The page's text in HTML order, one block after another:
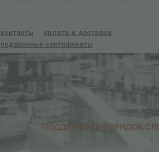
контакты
оплата и доставка
подарочные сертификаты